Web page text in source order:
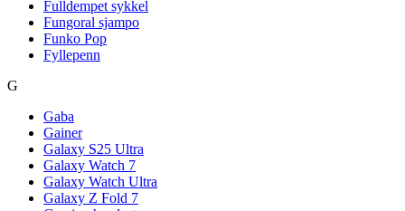
Fulldempet sykkel
Fungoral sjampo
Funko Pop
Fyllepenn
G
Gaba
Gainer
Galaxy S25 Ultra
Galaxy Watch 7
Galaxy Watch Ultra
Galaxy Z Fold 7